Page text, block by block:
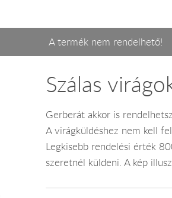
A termék nem rendelhető!
Szálas
Gerberát akkor is
A virágküldéshez nem kell
Legkisebb rendelési érték
szeretnél küldeni. A kép